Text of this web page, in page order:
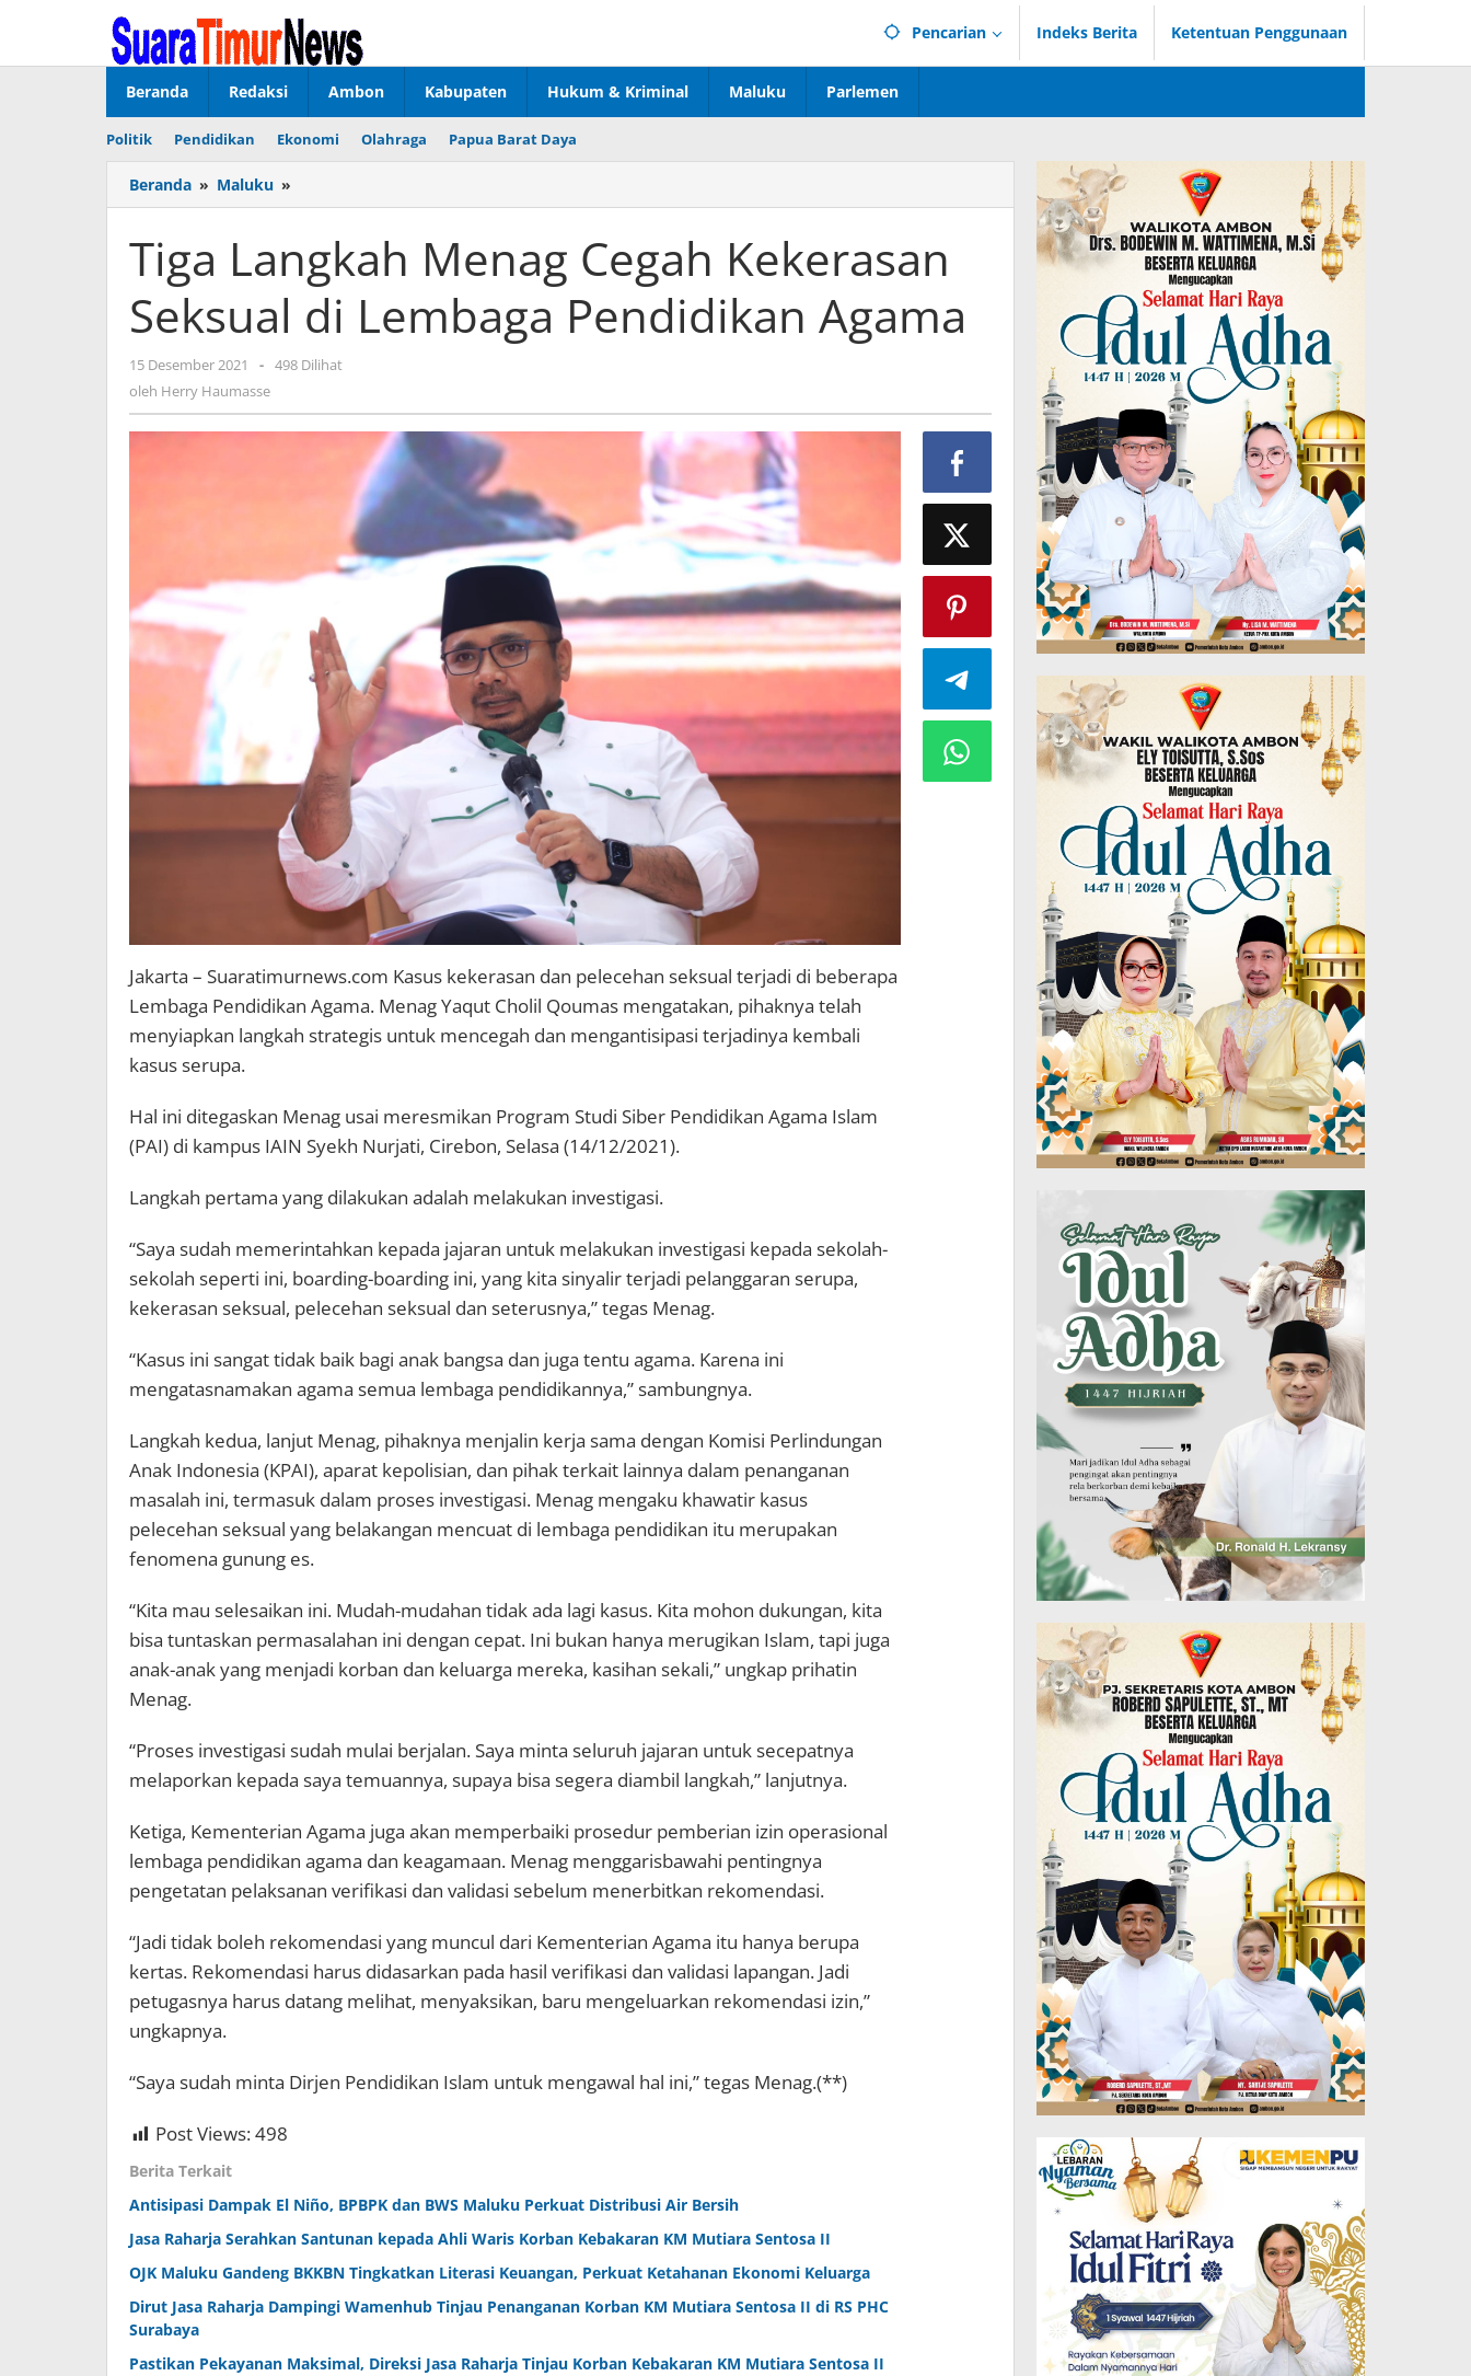
Pencarian Indeks Berita Ketentuan Penggunaan
Beranda Redaksi Ambon Kabupaten Hukum & Kriminal Maluku Parlemen
Politik Pendidikan Ekonomi Olahraga Papua Barat Daya
Beranda » Maluku »
Langkah
Cegah
Kekerasan
Seksual
di
Pendidikan
Tiga Langkah Menag Cegah Kekerasan
Seksual di Lembaga Pendidikan Agama
15 Desember 2021
oleh
Herry
- 498 Dilihat
oleh Herry Haumasse
Jakarta – Suaratimurnews.com Kasus kekerasan dan pelecehan seksual terjadi di beberapa
Lembaga Pendidikan Agama. Menag Yaqut Cholil Qoumas mengatakan, pihaknya telah
menyiapkan langkah strategis untuk mencegah dan mengantisipasi terjadinya kembali
kasus serupa.
Hal ini ditegaskan Menag usai meresmikan Program Studi Siber Pendidikan Agama Islam
(PAI) di kampus IAIN Syekh Nurjati, Cirebon, Selasa (14/12/2021).
Langkah pertama yang dilakukan adalah melakukan investigasi.
“Saya sudah memerintahkan kepada jajaran untuk melakukan investigasi kepada sekolah-
sekolah seperti ini, boarding-boarding ini, yang kita sinyalir terjadi pelanggaran serupa,
kekerasan seksual, pelecehan seksual dan seterusnya,” tegas Menag.
“Kasus ini sangat tidak baik bagi anak bangsa dan juga tentu agama. Karena ini
mengatasnamakan agama semua lembaga pendidikannya,” sambungnya.
Langkah kedua, lanjut Menag, pihaknya menjalin kerja sama dengan Komisi Perlindungan
Anak Indonesia (KPAI), aparat kepolisian, dan pihak terkait lainnya dalam penanganan
masalah ini, termasuk dalam proses investigasi. Menag mengaku khawatir kasus
pelecehan seksual yang belakangan mencuat di lembaga pendidikan itu merupakan
fenomena gunung es.
“Kita mau selesaikan ini. Mudah-mudahan tidak ada lagi kasus. Kita mohon dukungan, kita
bisa tuntaskan permasalahan ini dengan cepat. Ini bukan hanya merugikan Islam, tapi juga
anak-anak yang menjadi korban dan keluarga mereka, kasihan sekali,” ungkap prihatin
Menag.
“Proses investigasi sudah mulai berjalan. Saya minta seluruh jajaran untuk secepatnya
melaporkan kepada saya temuannya, supaya bisa segera diambil langkah,” lanjutnya.
Ketiga, Kementerian Agama juga akan memperbaiki prosedur pemberian izin operasional
lembaga pendidikan agama dan keagamaan. Menag menggarisbawahi pentingnya
pengetatan pelaksanan verifikasi dan validasi sebelum menerbitkan rekomendasi.
“Jadi tidak boleh rekomendasi yang muncul dari Kementerian Agama itu hanya berupa
kertas. Rekomendasi harus didasarkan pada hasil verifikasi dan validasi lapangan. Jadi
petugasnya harus datang melihat, menyaksikan, baru mengeluarkan rekomendasi izin,”
ungkapnya.
“Saya sudah minta Dirjen Pendidikan Islam untuk mengawal hal ini,” tegas Menag.(**)
Post Views:498
Berita Terkait
Antisipasi Dampak El Niño, BPBPK dan BWS Maluku Perkuat Distribusi Air Bersih
Jasa Raharja Serahkan Santunan kepada Ahli Waris Korban Kebakaran KM Mutiara Sentosa II
OJK Maluku Gandeng BKKBN Tingkatkan Literasi Keuangan, Perkuat Ketahanan Ekonomi Keluarga
Dirut Jasa Raharja Dampingi Wamenhub Tinjau Penanganan Korban KM Mutiara Sentosa II di RS PHC
Surabaya
Pastikan Pekayanan Maksimal, Direksi Jasa Raharja Tinjau Korban Kebakaran KM Mutiara Sentosa II